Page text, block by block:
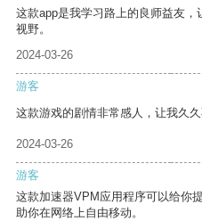
这款app是我学习路上的良师益友
视野。
2024-03-26
游客
这款游戏的剧情非常感人，让我久久
2024-03-26
游客
这款加速器VPM应用程序可以给你
助你在网络上自由移动。